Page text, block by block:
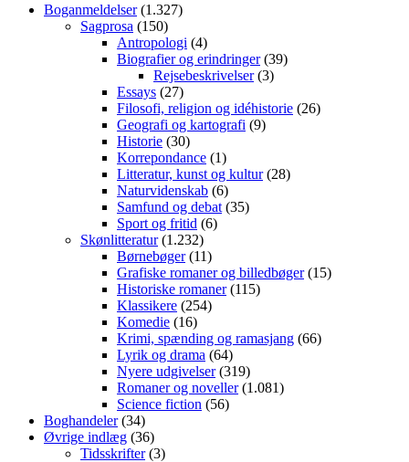
Boganmeldelser(1.327)
Sagprosa (150)
Antropologi (4)
Biografier og erindringer(39)
Rejsebeskrivelser(3)
Essays (27)
Filosofi, religion og idéhistorie (26)
Geografi og kartografi (9)
Historie (30)
Korrepondance (1)
Litteratur, kunst og kultur(28)
Naturvidenskab (6)
Samfund og debat (35)
Sport og fritid (6)
Skønlitteratur(1.232)
Børnebøger(11)
Grafiske romaner og billedbøger(15)
Historiske romaner(115)
Klassikere (254)
Komedie (16)
Krimi, spænding og ramasjang (66)
Lyrik og drama (64)
Nyere udgivelser(319)
Romaner og noveller(1.081)
Science fiction (56)
Boghandeler(34)
Øvrige indlæg (36)
Tidsskrifter(3)